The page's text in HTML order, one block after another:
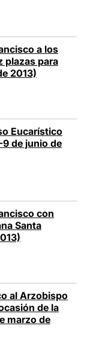
a los
plazas para
2013)
Eucarístico
de junio de
con
Santa
al Arzobispo
de la
marzo de